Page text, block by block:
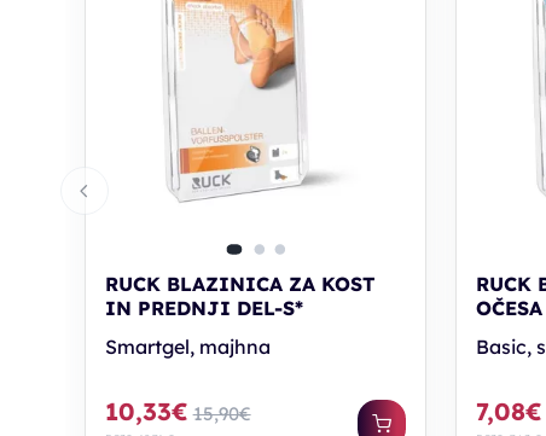
RUCK BLAZINICA ZA KOST
IN PREDNJI DEL-S*
Smartgel, majhna
10,33€ 15,90€
RUCK
Basic,
7,08€